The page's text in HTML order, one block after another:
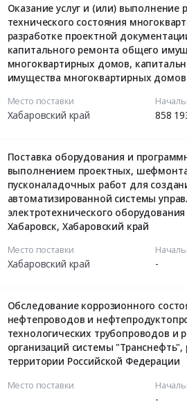
Оказание услуг и (или) выполнение
технического состояния
разработке проектной
капитального ремонта общего
многоквартирных домов,
имущества многоквартирных домов
Место поставки
Хабаровский край 858
Поставка оборудования и
выполнением проектных,
пусконаладочных работ для
автоматизированной системы
электротехнического
Хабаровск, Хабаровский край
Место поставки
Хабаровский край -
Обследование коррозионного
нефтепроводов и
технологических трубопроводов и
организаций системы
территории Российской Федерации
Место поставки
-